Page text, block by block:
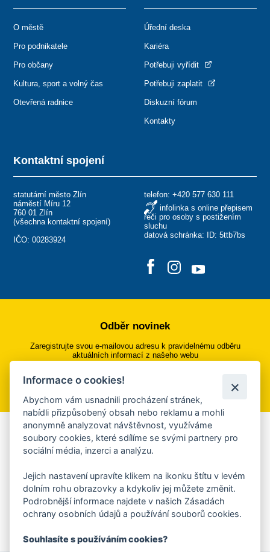
Kontaktní spojení
statutární město Zlín
náměstí Míru 12
760 01 Zlín
(všechna kontaktní spojení)
IČO: 00283924
telefon: +420 577 630 111
infolinka s online přepisem
řeči pro osoby s postižením
sluchu
datová schránka: ID: 5ttb7bs
O městě
Pro podnikatele
Pro občany
Kultura, sport a volný čas
Otevřená radnice
Úřední deska
Kariéra
Potřebuji vyřídit
Potřebuji zaplatit
Diskuzní fórum
Kontakty
Odběr novinek
Zaregistrujte svou e-mailovou adresu k pravidelnému odběru
aktuálních informací z našeho webu
Přihlásit se k odběru
Aplikace Mobilní rozhlas
Chcete dostávat do svého mobilu či mailu upozornění na
ankety, pozvánky na kulturní a sportovní akce?
Více informací o aplikaci
Informace o cookies!
Abychom vám usnadnili procházení stránek,
nabídli přizpůsobený obsah nebo reklamu a mohli
anonymně analyzovat návštěvnost, využíváme
soubory cookies, které sdílíme se svými partnery pro
sociální média, inzerci a analýzu.
Jejich nastavení upravíte klikem na ikonku štítu v levém
dolním rohu obrazovky a kdykoliv jej můžete změnit.
Podrobnější informace najdete v našich Zásadách
ochrany osobních údajů a používání souborů cookies.
Souhlasíte s používáním cookies?